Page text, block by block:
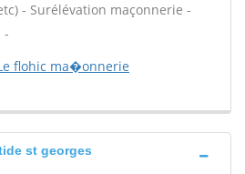
- Surélévation maçonnerie -
-
flohic ma�onnerie
st georges